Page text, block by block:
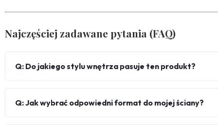
Najczęściej zadawane pytania (FAQ)
Q: Do jakiego stylu wnętrza pasuje ten produkt?
Q: Jak wybrać odpowiedni format do mojej ściany?